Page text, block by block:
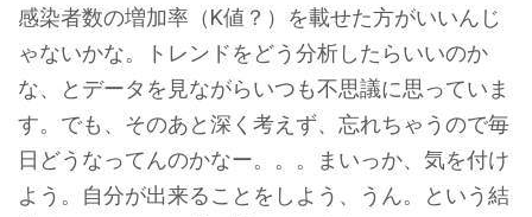
感染者数の増加率（K値？）を載せた方がいいんじ
ゃないかな。トレンドをどう分析したらいいのか
な、とデータを見ながらいつも不思議に思っていま
す。でも、そのあと深く考えず、忘れちゃうので毎
日どうなってんのかなー。。。まいっか、気を付け
よう。自分が出来ることをしよう、うん。という結